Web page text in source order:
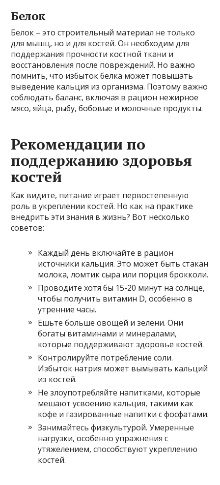
Белок
Белок – это строительный материал не только
для мышц, но и для костей. Он необходим для
поддержания прочности костной ткани и
восстановления после повреждений. Но важно
помнить, что избыток белка может повышать
выведение кальция из организма. Поэтому важно
соблюдать баланс, включая в рацион нежирное
мясо, яйца, рыбу, бобовые и молочные продукты.
Рекомендации по
поддержанию здоровья
костей
Как видите, питание играет первостепенную
роль в укреплении костей. Но как на практике
внедрить эти знания в жизнь? Вот несколько
советов:
Каждый день включайте в рацион
источники кальция. Это может быть стакан
молока, ломтик сыра или порция брокколи.
Проводите хотя бы 15-20 минут на солнце,
чтобы получить витамин D, особенно в
утренние часы.
Ешьте больше овощей и зелени. Они
богаты витаминами и минералами,
которые поддерживают здоровье костей.
Контролируйте потребление соли.
Избыток натрия может вымывать кальций
из костей.
Не злоупотребляйте напитками, которые
мешают усвоению кальция, такими как
кофе и газированные напитки с фосфатами.
Занимайтесь физкультурой. Умеренные
нагрузки, особенно упражнения с
утяжелением, способствуют укреплению
костей.